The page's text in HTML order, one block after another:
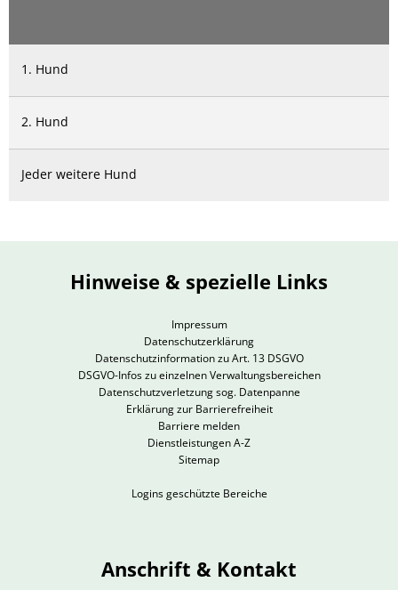
1. Hund
2. Hund
Jeder weitere Hund
Hinweise & spezielle Links
Impressum
Datenschutzerklärung
Datenschutzinformation zu Art. 13 DSGVO
DSGVO-Infos zu einzelnen Verwaltungsbereichen
Datenschutzverletzung sog. Datenpanne
Erklärung zur Barrierefreiheit
Barriere melden
Dienstleistungen A-Z
Sitemap
Logins geschützte Bereiche
Anschrift & Kontakt